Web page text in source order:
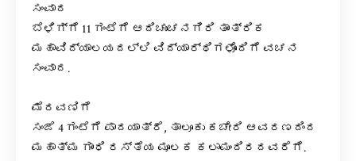
ಸಂವಾದ
ಬೆಳಿಗ್ಗೆ 11 ಗಂಟೆಗೆ ಆದಿಚುಂಚನಗಿರಿ ತಾಂತ್ರಿಕ
ಮಹಾವಿದ್ಯಾಲಯದಲ್ಲಿ ವಿದ್ಯಾರ್ಥಿಗಳೊಂದಿಗೆ ವಚನ
ಸಂವಾದ.
ಮೆರವಣಿಗೆ
ಸಂಜೆ 4 ಗಂಟೆಗೆ ಪಾದಯಾತ್ರೆ, ತಾಲೂಕು ಕಚೇರಿ ಆವರಣದಿಂದ
ಮಹಾತ್ಮ ಗಾಂಧಿ ರಸ್ತೆಯ ಮೂಲಕ ಕಲಾಮಂದಿರದವರೆಗೆ.